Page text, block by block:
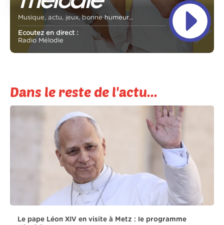
Musique, actu, jeux, bonne humeur...
Ecoutez en direct :
Radio Mélodie
Dans le reste de l'actu...
Le pape Léon XIV en visite à Metz : le programme